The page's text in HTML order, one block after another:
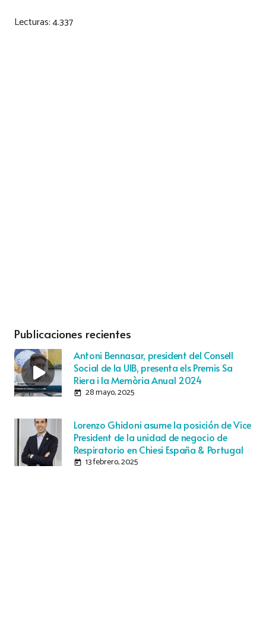
Lecturas:4.337
Publicaciones recientes
Antoni Bennasar, president del Consell
Social de la UIB, presenta els Premis Sa
Riera i la Memòria Anual 2024
today 28 mayo, 2025
Lorenzo Ghidoni asume la posición de Vice
President de la unidad de negocio de
Respiratorio en Chiesi España & Portugal
today 13 febrero, 2025